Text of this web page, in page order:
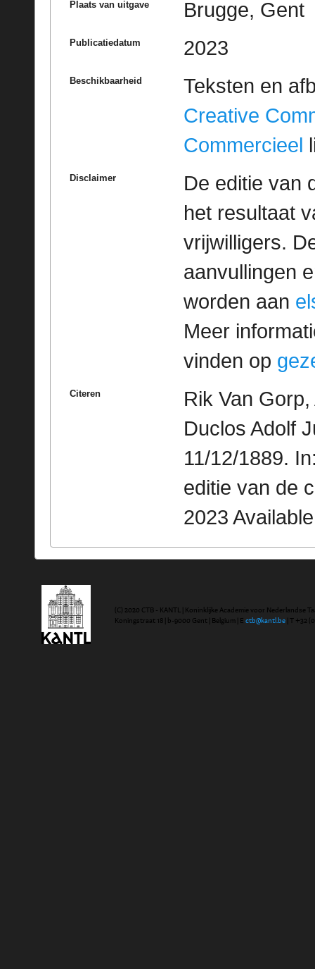
Plaats van uitgave Brugge, Gent
Publicatiedatum 2023
Beschikbaarheid
Teksten en
Creative
Commercieel
Disclaimer
De editie van
het resultaat
vrijwilligers.
aanvullingen
worden aan
Meer
vinden op
Citeren
Rik Van
Duclos Adolf
11/12/1889.
editie van de
2023
(C) 2020 CTB - KANTL | Koninklijke Academie voor Nederlandse
Koningstraat 18 | b-9000 Gent | Belgium | E ctb@kantl.be | T +32